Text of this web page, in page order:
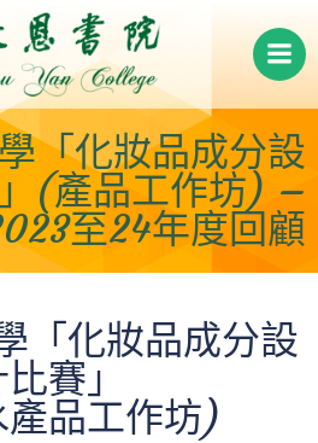
Skip
to
content
「化妝品成分設
(產品工作坊) –
至24年度回顧
「化妝品成分設
賽」
品工作坊)